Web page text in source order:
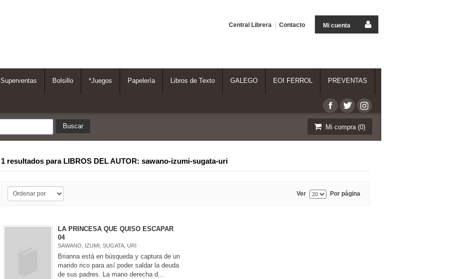
Mi cuenta
Central Librera Contacto
Superventas Bolsillo *Juegos Papelería Libros de Texto GALEGO EOI FERROL PREVENTAS
Mi compra (0)
1 resultados para LIBROS DEL AUTOR: sawano-izumi-sugata-uri
Ver Por página
LA PRINCESA QUE QUISO ESCAPAR
04
SAWANO, IZUMI; SUGATA, URI
Brianna está en búsqueda y captura de un
marido rico para así poder saldar la deuda
de sus padres. La mano derecha d...